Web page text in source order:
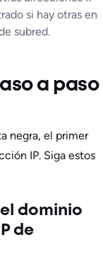
si hay otras en
subred.
a paso
negra, el primer
IP. Siga estos
dominio
de